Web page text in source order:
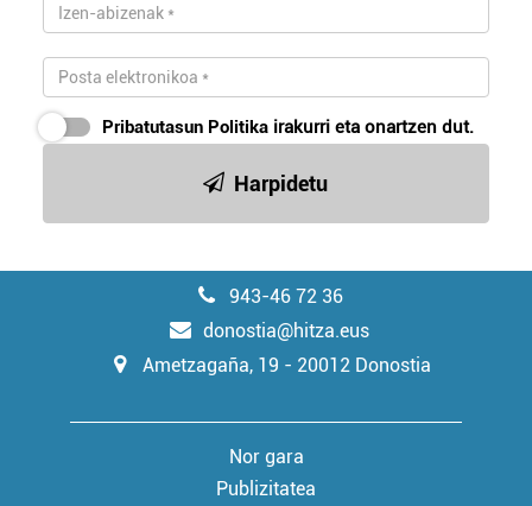
bazkideen zerrenda, beren ustez zein helburutarako
dezakezun ikusteko.
Lortu zure datu pertsonalak prozesatzeko moduari
datuen atalean. Edozein unetan alda edo ken dezakezu
zure baimena Cookieen adierazpenean.
fitxategiak erabiltzen ditu. Zure esperientzia eta
zerbitzuak hobetzeko asmoz, cookie teknologiaz
baliatzen gara. Ohar hau onartuz gero, teknologia hori
irakurri
Pribatutasun Politika irakurri eta onartzen dut.
Harpidetu
943-46 72 36
donostia@hitza.eus
Ametzagaña, 19 - 20012 Donostia
Nor gara
Publizitatea